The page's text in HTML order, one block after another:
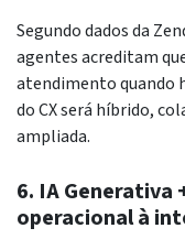
Segundo dados da
agentes acreditam
atendimento quando
do CX será híbrido,
ampliada.
6. IA Generativa
operacional à